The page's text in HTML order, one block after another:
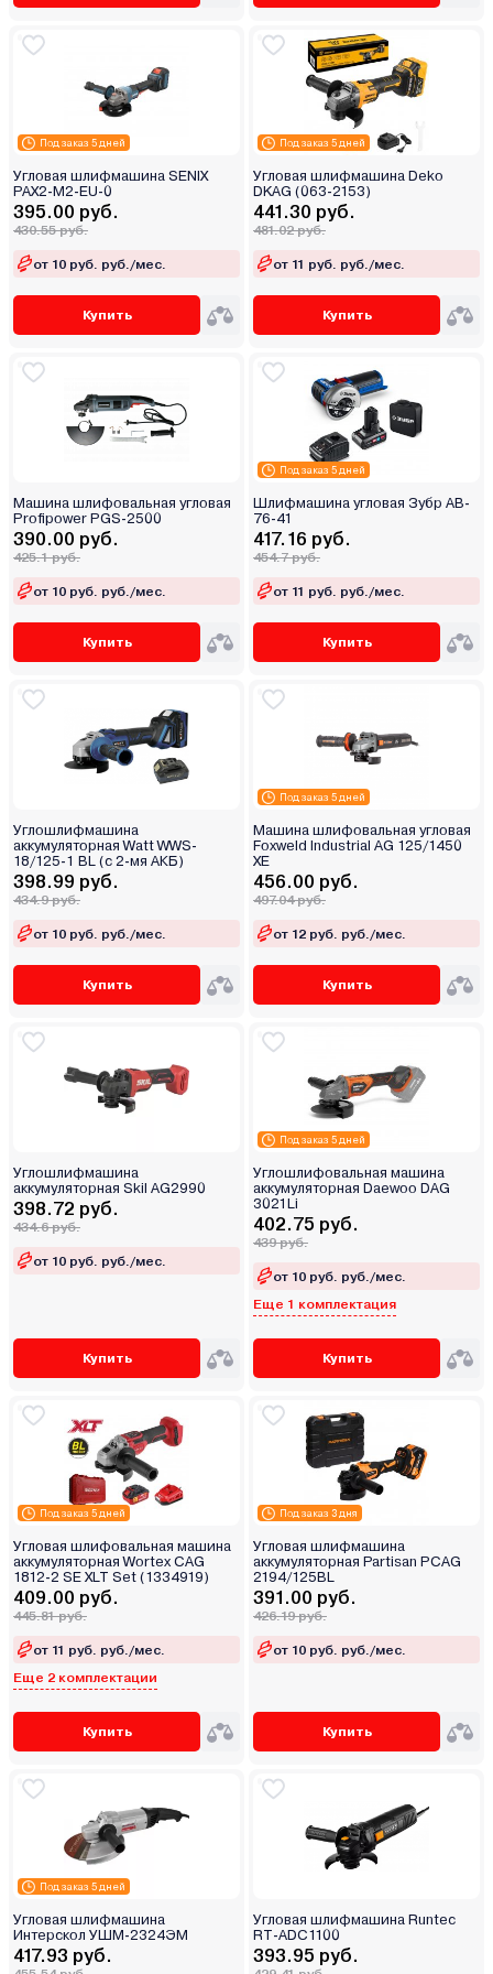
Под заказ 5 дней
Угловая шлифмашина SENIX
PAX2-M2-EU-0
395.00 руб.
430.55 руб.
от 10 руб. руб./мес.
Купить
Под заказ 5 дней
Угловая шлифмашина Deko
DKAG (063-2153)
441.30 руб.
481.02 руб.
от 11 руб. руб./мес.
Купить
Машина шлифовальная угловая
Profipower PGS-2500
390.00 руб.
425.1 руб.
от 10 руб. руб./мес.
Купить
Под заказ 5 дней
Шлифмашина угловая Зубр AB-
76-41
417.16 руб.
454.7 руб.
от 11 руб. руб./мес.
Купить
Углошлифмашина
аккумуляторная Watt WWS-
18/125-1 BL (с 2-мя АКБ)
398.99 руб.
434.9 руб.
от 10 руб. руб./мес.
Купить
Под заказ 5 дней
Машина шлифовальная угловая
Foxweld Industrial AG 125/1450
ХE
456.00 руб.
497.04 руб.
от 12 руб. руб./мес.
Купить
Углошлифмашина
аккумуляторная Skil AG2990
398.72 руб.
434.6 руб.
от 10 руб. руб./мес.
Купить
Под заказ 5 дней
Углошлифовальная машина
аккумуляторная Daewoo DAG
3021Li
402.75 руб.
439 руб.
от 10 руб. руб./мес.
Еще 1 комплектация
Купить
Под заказ 5 дней
Угловая шлифовальная машина
аккумуляторная Wortex CAG
1812-2 SE XLT Set (1334919)
409.00 руб.
445.81 руб.
от 11 руб. руб./мес.
Еще 2 комплектации
Купить
Под заказ 3 дня
Угловая шлифмашина
аккумуляторная Partisan PCAG
2194/125BL
391.00 руб.
426.19 руб.
от 10 руб. руб./мес.
Купить
Под заказ 5 дней
Угловая шлифмашина
Интерскол УШМ-2324ЭМ
417.93 руб.
Угловая шлифмашина Runtec
RT-ADC1100
393.95 руб.